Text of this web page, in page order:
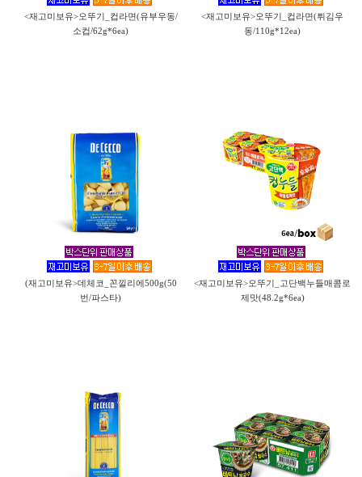
<재고미보유>오뚜기_컵라면(유부우동/
소컵/62g*6ea)
<재고미보유>오뚜기_컵라면(튀김우
동/110g*12ea)
(재고미보유>데체코_꼰낄리에500g(50
번/파스타)
<재고미보유>오뚜기_고단백누들매콤로
제맛(48.2g*6ea)